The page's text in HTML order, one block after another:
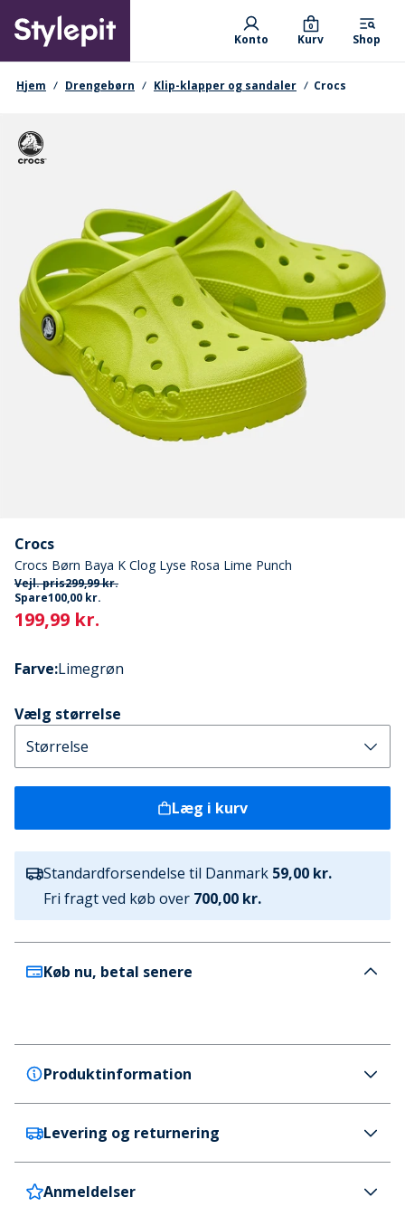
main
content
Primary departments
Konto Kurv
0
Shop
navigationssti
Hjem Drengebørn Klip-klapper og sandaler Crocs
Crocs
Crocs Børn Baya K Clog Lyse Rosa Lime Punch
Vejl. pris299,99 kr.
Spare100,00 kr.
Current
199,99 kr.
Farve:Limegrøn
Vælg størrelse
Læg i kurv
Standardforsendelse til Danmark 59,00 kr.
Fri fragt ved køb over 700,00 kr.
Køb nu, betal senere
Produktinformation
Crocs
Crocs Børn Baya K Clog Lyse Rosa Lime Punch
Farve
Limegrøn
Levering og returnering
Danmark
59 kr. (700 kr.+ GRATIS)
Anmeldelser